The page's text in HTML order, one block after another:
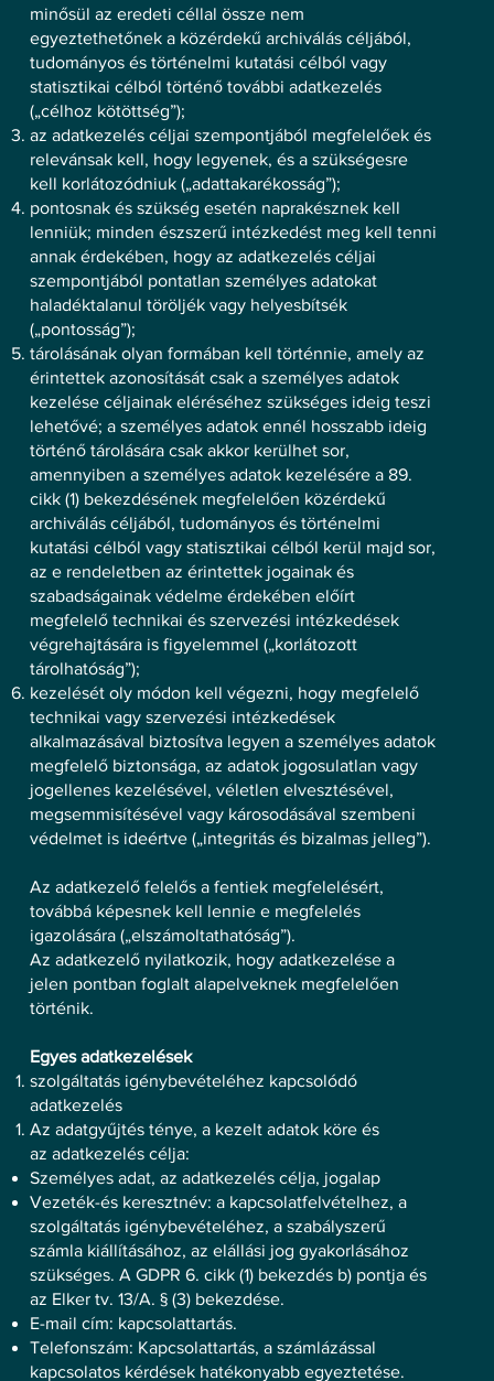
minősül az eredeti céllal össze nem
egyeztethetőnek a közérdekű archiválás céljából,
tudományos és történelmi kutatási célból vagy
statisztikai célból történő további adatkezelés
(„célhoz kötöttség”);
az adatkezelés céljai szempontjából megfelelőek és
relevánsak kell, hogy legyenek, és a szükségesre
kell korlátozódniuk („adattakarékosság”);
pontosnak és szükség esetén naprakésznek kell
lenniük; minden észszerű intézkedést meg kell tenni
annak érdekében, hogy az adatkezelés céljai
szempontjából pontatlan személyes adatokat
haladéktalanul töröljék vagy helyesbítsék
(„pontosság”);
tárolásának olyan formában kell történnie, amely az
érintettek azonosítását csak a személyes adatok
kezelése céljainak eléréséhez szükséges ideig teszi
lehetővé; a személyes adatok ennél hosszabb ideig
történő tárolására csak akkor kerülhet sor,
amennyiben a személyes adatok kezelésére a 89.
cikk (1) bekezdésének megfelelően közérdekű
archiválás céljából, tudományos és történelmi
kutatási célból vagy statisztikai célból kerül majd sor,
az e rendeletben az érintettek jogainak és
szabadságainak védelme érdekében előírt
megfelelő technikai és szervezési intézkedések
végrehajtására is figyelemmel („korlátozott
tárolhatóság”);
kezelését oly módon kell végezni, hogy megfelelő
technikai vagy szervezési intézkedések
alkalmazásával biztosítva legyen a személyes adatok
megfelelő biztonsága, az adatok jogosulatlan vagy
jogellenes kezelésével, véletlen elvesztésével,
megsemmisítésével vagy károsodásával szembeni
védelmet is ideértve („integritás és bizalmas jelleg”).
Az adatkezelő felelős a fentiek megfelelésért,
továbbá képesnek kell lennie e megfelelés
igazolására („elszámoltathatóság”).
Az adatkezelő nyilatkozik, hogy adatkezelése a
jelen pontban foglalt alapelveknek megfelelően
történik.
Egyes adatkezelések
szolgáltatás igénybevételéhez kapcsolódó
adatkezelés
Az adatgyűjtés ténye, a kezelt adatok köre és
az adatkezelés célja:
Személyes adat, az adatkezelés célja, jogalap
Vezeték-és keresztnév: a kapcsolatfelvételhez, a
szolgáltatás igénybevételéhez, a szabályszerű
számla kiállításához, az elállási jog gyakorlásához
szükséges. A GDPR 6. cikk (1) bekezdés b) pontja és
az Elker tv. 13/A. § (3) bekezdése.
E-mail cím: kapcsolattartás.
Telefonszám: Kapcsolattartás, a számlázással
kapcsolatos kérdések hatékonyabb egyeztetése.